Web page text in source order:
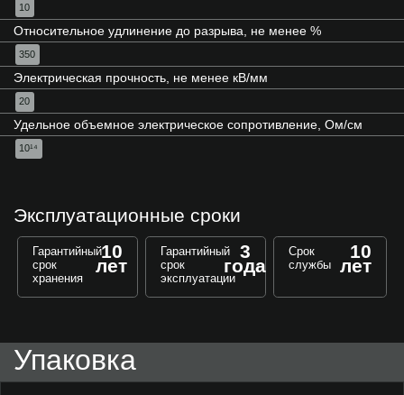
10
Относительное удлинение до разрыва, не менее %
350
Электрическая прочность, не менее кВ/мм
20
Удельное объемное электрическое сопротивление, Ом/см
10¹⁴
Эксплуатационные сроки
Гарантийный
срок
хранения
10
лет
Гарантийный
срок
эксплуатации
3
года
Срок
службы
10
лет
Упаковка